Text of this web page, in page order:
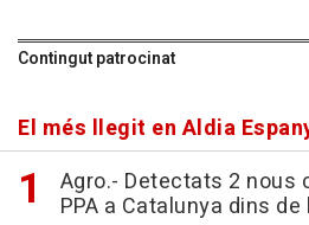
Contingut patrocinat
El més llegit en Aldia
Agro.- Detectats 2 nous
PPA a Catalunya dins